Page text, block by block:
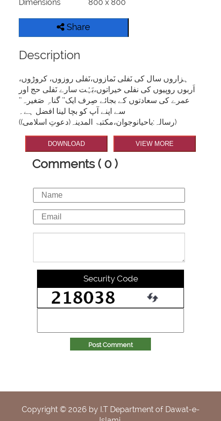
Dimensions
800 x 800
Share
Description
ہزاروں سال کی نَفلی نَمازوں،نَفلی روزوں، کروڑوں،
اَربوں روپیوں کی نفلی خیراتوں،بَہُت سارے نَفلی حج اور
عمرے کی سعادتوں کے بجائے صِرف ایک’’ گناہِ صَغیرہ‘‘
سے اپنے آپ کو بچا لینا افضل ہے۔
(رسالہ:باحیانوجوان،مکتبۃ المدینہ(دعوتِ اسلامی))
DOWNLOAD VIEW MORE
Comments ( 0 )
Security Code
Post Comment
Copyright © 2026 by I.T Department of Dawat-e-